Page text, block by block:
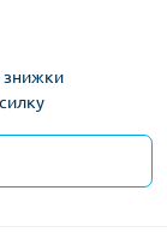
знижки